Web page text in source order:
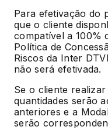
Para efetivação do
que o cliente
compatível a 100%
Política de
Riscos da Inter
não será efetivada.
Se o cliente
quantidades serão
anteriores e a
serão